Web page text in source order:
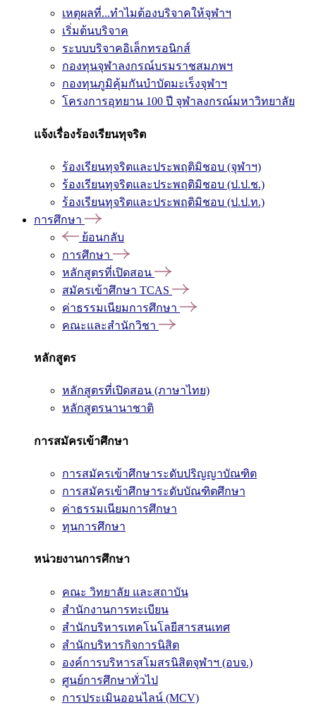
เหตุผลที่...ทำไมต้องบริจาคให้จุฬาฯ
เริ่มต้นบริจาค
ระบบบริจาคอิเล็กทรอนิกส์
กองทุนจุฬาลงกรณ์บรมราชสมภพฯ
กองทุนภูมิคุ้มกันบำบัดมะเร็งจุฬาฯ
โครงการอุทยาน 100 ปี จุฬาลงกรณ์มหาวิทยาลัย
แจ้งเรื่องร้องเรียนทุจริต
ร้องเรียนทุจริตและประพฤติมิชอบ (จุฬาฯ)
ร้องเรียนทุจริตและประพฤติมิชอบ (ป.ป.ช.)
ร้องเรียนทุจริตและประพฤติมิชอบ (ป.ป.ท.)
การศึกษา
ย้อนกลับ
การศึกษา
หลักสูตรที่เปิดสอน
สมัครเข้าศึกษา TCAS
ค่าธรรมเนียมการศึกษา
คณะและสำนักวิชา
หลักสูตร
หลักสูตรที่เปิดสอน (ภาษาไทย)
หลักสูตรนานาชาติ
การสมัครเข้าศึกษา
การสมัครเข้าศึกษาระดับปริญญาบัณฑิต
การสมัครเข้าศึกษาระดับบัณฑิตศึกษา
ค่าธรรมเนียมการศึกษา
ทุนการศึกษา
หน่วยงานการศึกษา
คณะ วิทยาลัย และสถาบัน
สำนักงานการทะเบียน
สำนักบริหารเทคโนโลยีสารสนเทศ
สำนักบริหารกิจการนิสิต
องค์การบริหารสโมสรนิสิตจุฬาฯ (อบจ.)
ศูนย์การศึกษาทั่วไป
การประเมินออนไลน์ (MCV)